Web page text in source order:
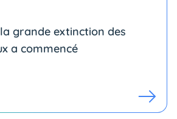
la grande extinction des
a commencé